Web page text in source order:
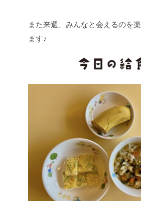
また来週、みんなと会えるのを
ます♪